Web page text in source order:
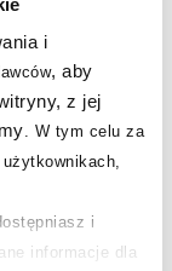
i
, aby
z jej
. W tym celu za
i
informacje dla
1-2 cm
bez straty
jednak
Nowoczesne
unijnymi
– zużywają
przy pełnym.